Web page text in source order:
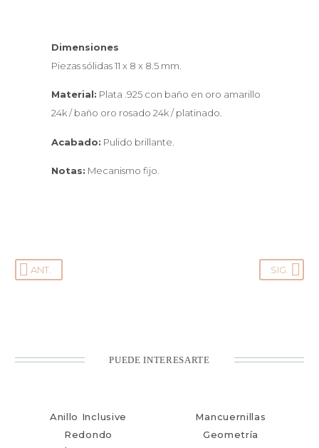
Dimensiones
Piezas sólidas 11 x 8 x 8.5 mm.
Material: Plata .925 con baño en oro amarillo
24k / baño oro rosado 24k / platinado.
Acabado: Pulido brillante.
Notas: Mecanismo fijo.
ANT. SIG.
PUEDE INTERESARTE
Anillo Inclusive
Redondo
Mancuernillas
Geometría